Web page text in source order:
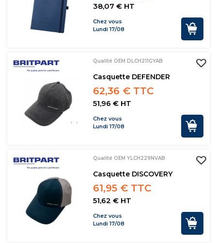
38,07 € HT
Chez vous
Lundi 17/08
Qualité OEM DLCH211GYAB
Casquette DEFENDER
62,36 € TTC
51,96 € HT
Chez vous
Lundi 17/08
Qualité OEM YLCH229NVAB
Casquette DISCOVERY
61,95 € TTC
51,62 € HT
Chez vous
Lundi 17/08